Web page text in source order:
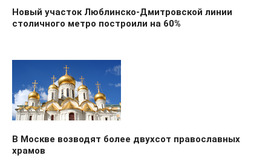
Новый участок Люблинско-Дмитровской линии
столичного метро построили на 60%
В Москве возводят более двухсот православных
храмов